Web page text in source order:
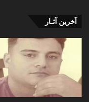
آخرین آثـار